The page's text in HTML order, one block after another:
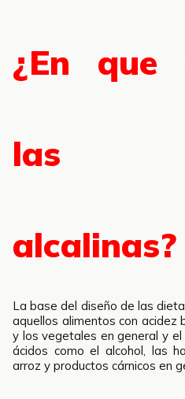
¿En que
las
alcalinas?
La base del diseño de las
aquellos alimentos con acidez
y los vegetales en general y
ácidos como el alcohol, las
arroz y productos cárnicos en